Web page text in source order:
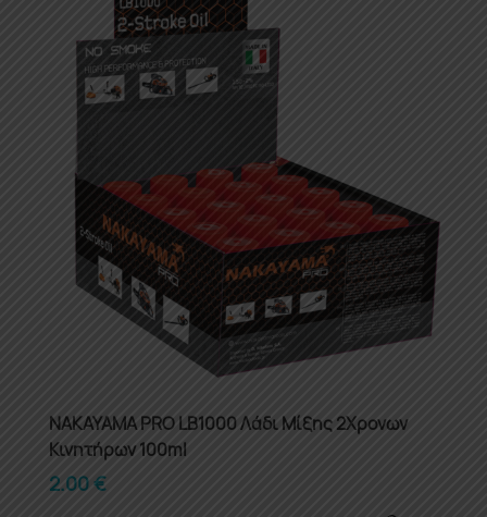
NAKAYAMA PRO LB1000 Λάδι Μίξης 2Χρονων
Κινητήρων 100ml
2.00€